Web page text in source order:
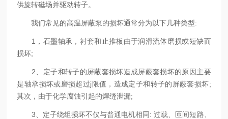
供旋转磁场并驱动转子。
我们常见的高温屏蔽泵的损坏通常分为以下几种类型:
1，石墨轴承，衬套和止推板由于润滑流体磨损或短缺而
损坏;
2、定子和转子的屏蔽套损坏造成屏蔽套损坏的原因主要
是轴承损坏或磨损超过j限值，造成定子和转子的屏蔽套损坏;
其次，由于化学腐蚀引起的焊缝泄漏;
3、定子绕组损坏不仅与普通电机相同: 过载、匝间短路、